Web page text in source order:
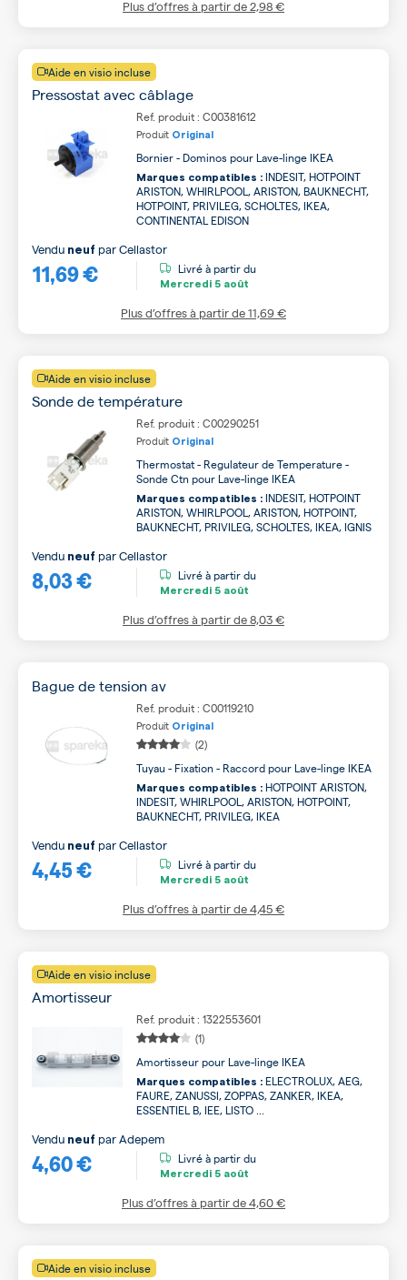
Plus d’offres à partir de2,98 €
Aide en visio incluse
Pressostat avec câblage
Ref. produit : C00381612
Produit Original
Bornier - Dominos pour Lave-linge IKEA
Marques compatibles : INDESIT, HOTPOINT
ARISTON, WHIRLPOOL, ARISTON, BAUKNECHT,
HOTPOINT, PRIVILEG, SCHOLTES, IKEA,
CONTINENTAL EDISON
11,69 €
Vendu neuf parCellastor
Livré à partir du
Mercredi 5 août
Plus d’offres à partir de11,69 €
Aide en visio incluse
Sonde de température
Ref. produit : C00290251
Produit Original
Thermostat - Regulateur de Temperature -
Sonde Ctn pour Lave-linge IKEA
Marques compatibles : INDESIT, HOTPOINT
ARISTON, WHIRLPOOL, ARISTON, HOTPOINT,
BAUKNECHT, PRIVILEG, SCHOLTES, IKEA, IGNIS
8,03 €
Vendu neuf parCellastor
Livré à partir du
Mercredi 5 août
Plus d’offres à partir de8,03 €
Bague de tension av
Ref. produit : C00119210
Produit Original
(2)
Tuyau - Fixation - Raccord pour Lave-linge IKEA
Marques compatibles : HOTPOINT ARISTON,
INDESIT, WHIRLPOOL, ARISTON, HOTPOINT,
BAUKNECHT, PRIVILEG, IKEA
4,45 €
Vendu neuf parCellastor
Livré à partir du
Mercredi 5 août
Plus d’offres à partir de4,45 €
Aide en visio incluse
Amortisseur
Ref. produit : 1322553601
(1)
Amortisseur pour Lave-linge IKEA
Marques compatibles : ELECTROLUX, AEG,
FAURE, ZANUSSI, ZOPPAS, ZANKER, IKEA,
ESSENTIEL B, IEE, LISTO ...
4,60 €
Vendu neuf parAdepem
Livré à partir du
Mercredi 5 août
Plus d’offres à partir de4,60 €
Aide en visio incluse